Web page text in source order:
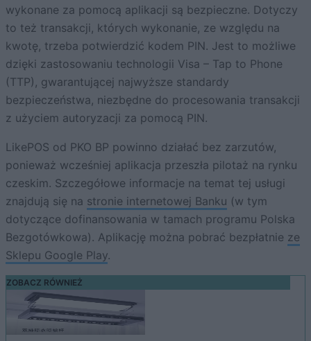
wykonane za pomocą aplikacji są bezpieczne. Dotyczy
to też transakcji, których wykonanie, ze względu na
kwotę, trzeba potwierdzić kodem PIN. Jest to możliwe
dzięki zastosowaniu technologii Visa – Tap to Phone
(TTP), gwarantującej najwyższe standardy
bezpieczeństwa, niezbędne do procesowania transakcji
z użyciem autoryzacji za pomocą PIN.
LikePOS od PKO BP powinno działać bez zarzutów,
ponieważ wcześniej aplikacja przeszła pilotaż na rynku
czeskim. Szczegółowe informacje na temat tej usługi
znajdują się na stronie internetowej Banku (w tym
dotyczące dofinansowania w tamach programu Polska
Bezgotówkowa). Aplikację można pobrać bezpłatnie ze
Sklepu Google Play.
ZOBACZ RÓWNIEŻ